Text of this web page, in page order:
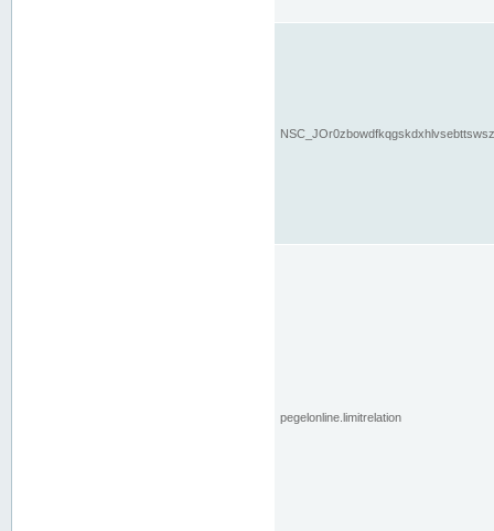
pegelonline.limitrelation